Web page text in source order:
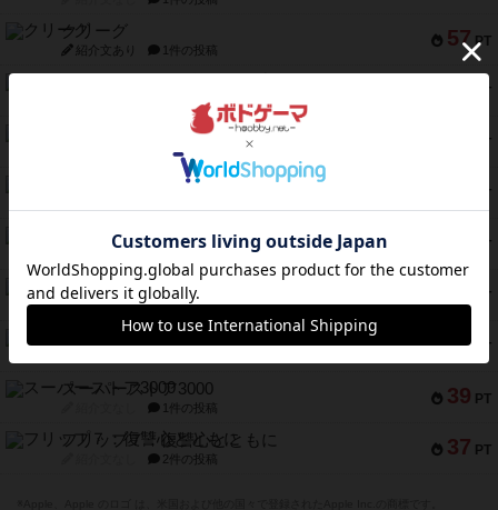
57 PT
クリーグ
紹介文あり 1件の投稿
PT
1件の投稿
PT
ふたつの街の物語
18件の投稿
PT
クランク! ：冒険者たち（拡張）
PT
とうほうの！
PT
スターマイン・ラミー ポケット
紹介文あり 2件の投稿
39 PT
39 PT
スーパーストア3000
1件の投稿
37 PT
フリップ７：復讐心とともに
2件の投稿